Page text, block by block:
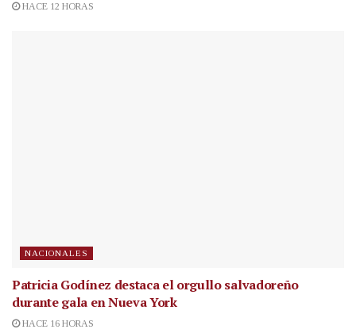
HACE 12 HORAS
NACIONALES
Patricia Godínez destaca el orgullo salvadoreño
durante gala en Nueva York
HACE 16 HORAS